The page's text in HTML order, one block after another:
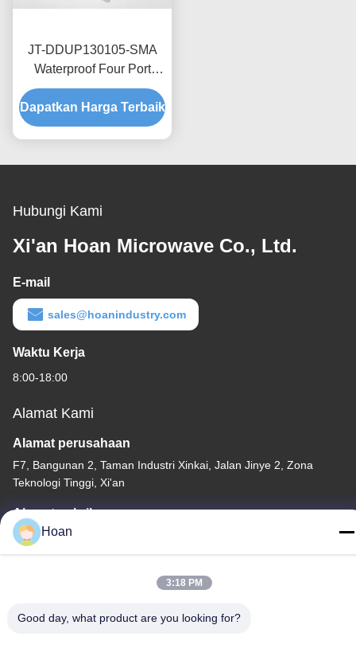
JT-DDUP130105-SMA
Waterproof Four Port
Combiner 698-2700MHz
Quadruple Frequency
Diplexer
Dapatkan Harga Terbaik
Hubungi Kami
Xi'an Hoan Microwave Co., Ltd.
E-mail
sales@hoanindustry.com
Waktu Kerja
8:00-18:00
Alamat Kami
Alamat perusahaan
F7, Bangunan 2, Taman Industri Xinkai, Jalan Jinye 2, Zona
Teknologi Tinggi, Xi'an
Alamat pabrik
F7, Bangunan 2, Taman Industri Xinkai, Jalan Jinye 2, Zona
Teknologi Tinggi, Xi'an
Hoan
3:18 PM
Good day, what product are you looking for?